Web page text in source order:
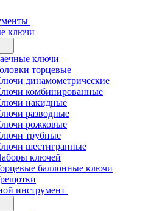
ключи
ключи
торцевые
динамометрические
комбинированные
накидные
разводные
рожковые
трубные
шестигранные
ключей
баллонные ключи
инструмент